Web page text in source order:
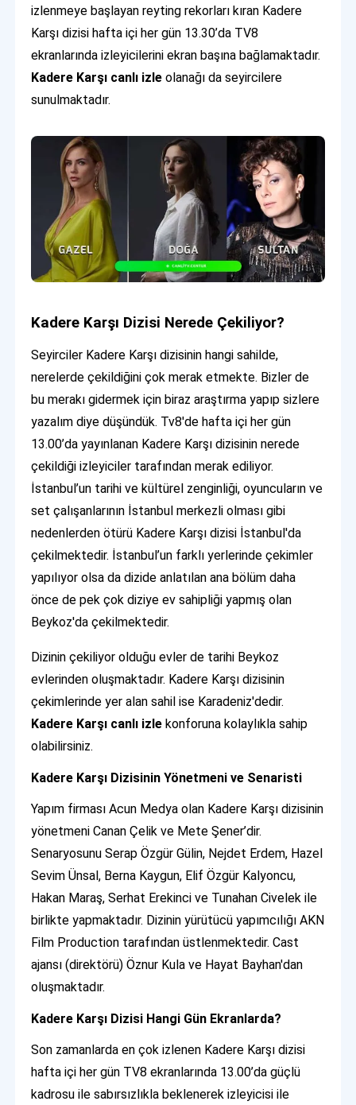
izlenmeye başlayan reyting rekorları kıran Kadere
Karşı dizisi hafta içi her gün 13.30’da TV8
ekranlarında izleyicilerini ekran başına bağlamaktadır.
Kadere Karşı canlı izleolanağı da seyircilere
sunulmaktadır.
Kadere Karşı Dizisi Nerede Çekiliyor?
Seyirciler Kadere Karşı dizisinin hangi sahilde,
nerelerde çekildiğini çok merak etmekte. Bizler de
bu merakı gidermek için biraz araştırma yapıp sizlere
yazalım diye düşündük. Tv8'de hafta içi her gün
13.00’da yayınlanan Kadere Karşı dizisinin nerede
çekildiği izleyiciler tarafından merak ediliyor.
İstanbul’un tarihi ve kültürel zenginliği, oyuncuların ve
set çalışanlarının İstanbul merkezli olması gibi
nedenlerden ötürü Kadere Karşı dizisi İstanbul'da
çekilmektedir. İstanbul’un farklı yerlerinde çekimler
yapılıyor olsa da dizide anlatılan ana bölüm daha
önce de pek çok diziye ev sahipliği yapmış olan
Beykoz'da çekilmektedir.
Dizinin çekiliyor olduğu evler de tarihi Beykoz
evlerinden oluşmaktadır. Kadere Karşı dizisinin
çekimlerinde yer alan sahil ise Karadeniz'dedir.
Kadere Karşı canlı izle konforuna kolaylıkla sahip
olabilirsiniz.
Kadere Karşı Dizisinin Yönetmeni ve Senaristi
Yapım firması Acun Medya olan Kadere Karşı dizisinin
yönetmeni Canan Çelik ve Mete Şener’dir.
Senaryosunu Serap Özgür Gülin, Nejdet Erdem, Hazel
Sevim Ünsal, Berna Kaygun, Elif Özgür Kalyoncu,
Hakan Maraş, Serhat Erekinci ve Tunahan Civelek ile
birlikte yapmaktadır. Dizinin yürütücü yapımcılığı AKN
Film Production tarafından üstlenmektedir. Cast
ajansı (direktörü) Öznur Kula ve Hayat Bayhan'dan
oluşmaktadır.
Kadere Karşı Dizisi Hangi Gün Ekranlarda?
Son zamanlarda en çok izlenen Kadere Karşı dizisi
hafta içi her gün TV8 ekranlarında 13.00’da güçlü
kadrosu ile sabırsızlıkla beklenerek izleyicisi ile